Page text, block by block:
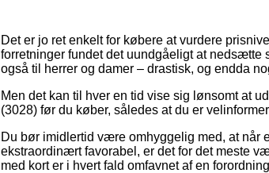
Det er jo ret enkelt for købere at vurdere
forretninger fundet det uundgåeligt at
også til herrer og damer – drastisk, og endda
Men det kan til hver en tid vise sig lønsomt at
(3028) før du køber, således at du er
Du bør imidlertid være omhyggelig med, at når
ekstraordinært favorabel, er det for det meste
med kort er i hvert fald omfavnet af en